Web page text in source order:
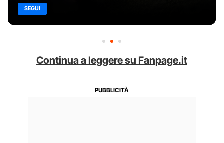
SEGUI
Continua a leggere su Fanpage.it